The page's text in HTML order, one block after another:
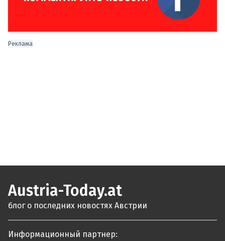
Реклама
Austria-Today.at
блог о последних новостях Австрии
Информационный партнер: